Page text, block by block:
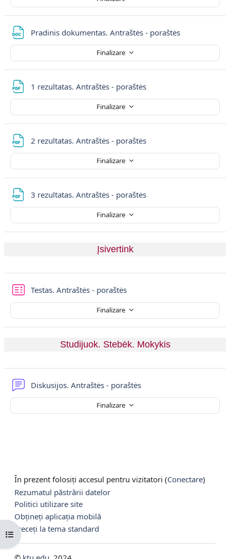
Deschide Indexul cursului
Pradinis dokumentas. Antraštės - poraštės
Finalizare
1 rezultatas. Antraštės - poraštės
Finalizare
2 rezultatas. Antraštės - poraštės
Finalizare
3 rezultatas. Antraštės - poraštės
Finalizare
Įsivertink
Testas. Antraštės - poraštės
Finalizare
Studijuok. Stebėk. Mokykis
Diskusijos. Antraštės - poraštės
Finalizare
În prezent folosiți accesul pentru vizitatori (Conectare)
Rezumatul păstrării datelor
Politici utilizare site
Obțineți aplicația mobilă
Treceți la tema standard